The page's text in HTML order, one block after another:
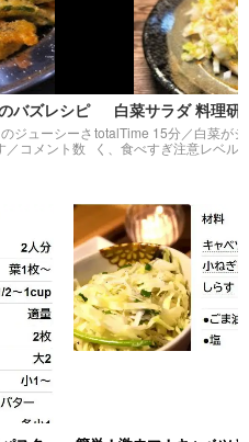
レシピ
シーさ
ント数
白菜サラダ 料理研究家
totalTime 15分／白菜がシャキ
く、食べすぎ注意レベルです／